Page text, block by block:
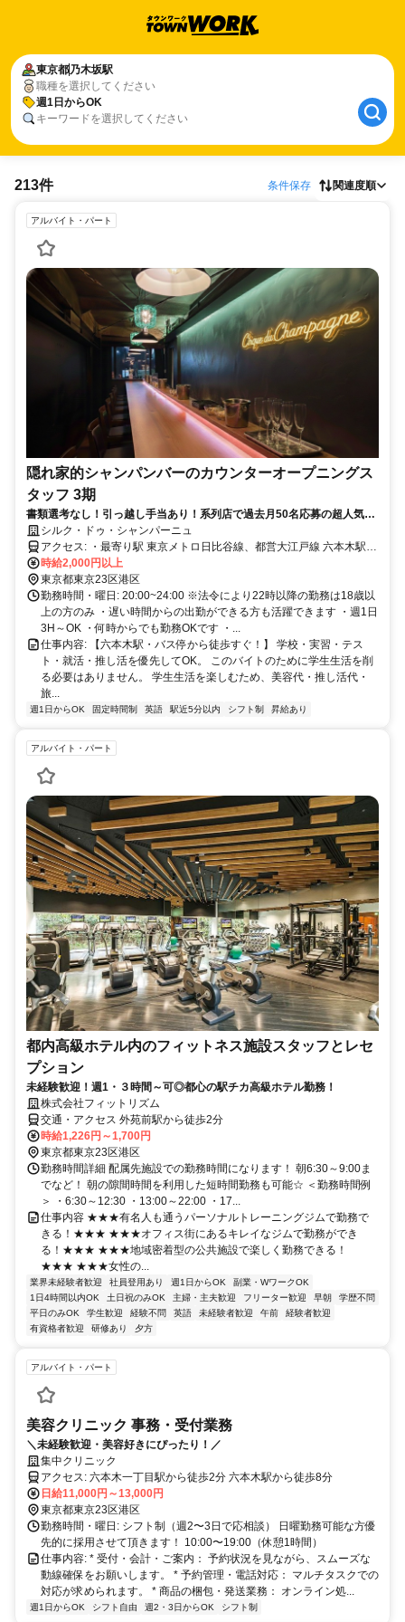
東京都乃木坂駅
職種を選択してください
週1日からOK
キーワードを選択してください
213件 条件保存 関連度順
アルバイト・パート
隠れ家的シャンパンバーのカウンターオープニングス
タッフ 3期
書類選考なし！引っ越し手当あり！系列店で過去月50名応募の超人気求
人♪未経験アルバイト可能！週1～3h～勤務OK＆お客様との身体的な接
触なし＆集客なし＆ノルマなし＆待機カットなし♪髪型・髪色自由＆ピア
スOK＆副業・WワークOK※オープニング3期募集です
シルク・ドゥ・シャンパーニュ
アクセス: ・最寄り駅 東京メトロ日比谷線、都営大江戸線 六本木駅
徒歩5分 東京メトロ南北線、都営大江戸線 麻布十番駅 徒歩6分 東京メ
トロ千代田線 乃木坂駅 徒歩12分 ・最寄りバス停 六本木駅前バス停か
ら徒歩4分 （利用可能なバス系統：都01、渋88、反96） 車通勤OKで
すしバイク通勤OKです！ 都営大江戸線の新宿駅からは8分、代々木
駅からは6分で電車通勤でき、大門駅からで6分、汐留駅からで8分で
電車通勤できます！ 東京メトロ日比谷線では中目黒駅から6分、恵比
寿駅からは4分で、銀座駅からも7分でスムーズにアクセス可能です！
東京メトロ南北線だと目黒駅（10分）、永田町駅（8分）、四ツ谷駅
（10分）で、 東京メトロ千代田線なら赤坂駅（8分）、表参道駅（9
分）と大変便利です！ ※駅近5分以内ですが、車通勤OKですしバイ
【上京相談OK】 東京都や神奈川県横浜市や神奈川県川崎市からの応
募もOK！ 東京で働いてみたい方、六本木で接客に挑戦してみたい方
も歓迎します。 地方からの応募も相談OKです。 採用決定後、規定に
能です。 家賃補助は最大50％まで相談可能です。 ※社内規定あり 今
後も新規オープン予定があるため、アルバイトから副店長・店長を目
指したい方も歓迎します。 接客だけでなく、お店づくりや新店舗づ
くりに興味がある方もご相談ください。
時給2,000円以上
東京都東京23区港区
勤務時間・曜日: 20:00~24:00 ※法令により22時以降の勤務は18歳以
上の方のみ ・遅い時間からの出勤ができる方も活躍できます ・週1日
3H～OK ・何時からでも勤務OKです ・...
仕事内容: 【六本木駅・バス停から徒歩すぐ！】 学校・実習・テス
ト・就活・推し活を優先してOK。 このバイトのために学生生活を削
る必要はありません。 学生生活を楽しむため、美容代・推し活代・
旅...
週1日からOK 固定時間制 英語 駅近5分以内 シフト制 昇給あり
アルバイト・パート
都内高級ホテル内のフィットネス施設スタッフとレセ
プション
未経験歓迎！週1・３時間～可◎都心の駅チカ高級ホテル勤務！
株式会社フィットリズム
交通・アクセス 外苑前駅から徒歩2分
時給1,226円～1,700円
東京都東京23区港区
勤務時間詳細 配属先施設での勤務時間になります！ 朝6:30～9:00ま
でなど！ 朝の隙間時間を利用した短時間勤務も可能☆ ＜勤務時間例
＞ ・6:30～12:30 ・13:00～22:00 ・17...
仕事内容 ★★★有名人も通うパーソナルトレーニングジムで勤務で
きる！★★★ ★★★オフィス街にあるキレイなジムで勤務ができ
る！★★★ ★★★地域密着型の公共施設で楽しく勤務できる！
★★★ ★★★女性の...
業界未経験者歓迎 社員登用あり 週1日からOK
副業・WワークOK
1日4時間以内OK
土日祝のみOK 主婦・主夫歓迎 フリーター歓迎 早朝
学歴不問
平日のみOK
学生歓迎 経験不問 英語 未経験者歓迎 午前
経験者歓迎
有資格者歓迎
研修あり 夕方
アルバイト・パート
美容クリニック 事務・受付業務
＼未経験歓迎・美容好きにぴったり！／
集中クリニック
アクセス: 六本木一丁目駅から徒歩2分 六本木駅から徒歩8分
日給11,000円～13,000円
東京都東京23区港区
勤務時間・曜日: シフト制（週2〜3日で応相談） 日曜勤務可能な方優
先的に採用させて頂きます！ 10:00〜19:00（休憩1時間）
仕事内容: * 受付・会計・ご案内： 予約状況を見ながら、スムーズな
動線確保をお願いします。 * 予約管理・電話対応： マルチタスクでの
対応が求められます。 * 商品の梱包・発送業務： オンライン処...
週1日からOK シフト自由 週2・3日からOK シフト制